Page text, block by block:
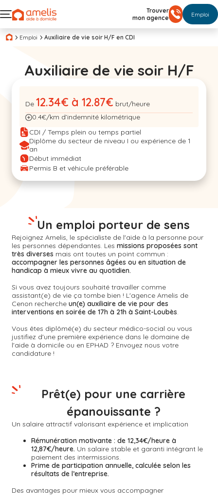
Trouver
mon agence
Emploi
Emploi Auxiliaire de vie soir H/F en CDI
Auxiliaire de vie soir H/F
De 12.34€ à 12.87€ brut/heure
0.4€/km d’indemnité kilométrique
CDI / Temps plein ou temps partiel
Diplôme du secteur de niveau I ou expérience de 1
an
Début immédiat
Permis B et véhicule préférable
Rejoignez Amelis, le spécialiste de l'aide à la personne pour
les personnes dépendantes. Les missions proposées sont
très diverses mais ont toutes un point commun :
accompagner les personnes âgées ou en situation de
handicap à mieux vivre au quotidien.
Si vous avez toujours souhaité travailler comme
assistant(e) de vie ça tombe bien ! L'agence Amelis de
Cenon recherche un(e) auxiliaire de vie pour des
interventions en soirée de 17h à 21h à Saint-Loubès.
Vous êtes diplômé(e) du secteur médico-social ou vous
justifiez d'une première expérience dans le domaine de
l'aide à domicile ou en EPHAD ? Envoyez nous votre
candidature !
Un emploi porteur de sens
Un salaire attractif valorisant expérience et implication
Rémunération motivante : de 12,34€/heure à
12,87€/heure. Un salaire stable et garanti intégrant le
paiement des intermissions.
Prime de participation annuelle, calculée selon les
résultats de l’entreprise.
Des avantages pour mieux vous accompagner
Prêt(e) pour une carrière
épanouissante ?